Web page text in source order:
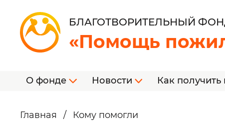
БЛАГОТВОРИТЕЛЬНЫЙ
«Помощь
О фонде Новости Как
Главная / Кому помогли